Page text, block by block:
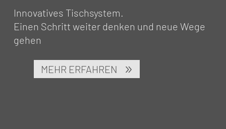
Innovatives Tischsystem.
Einen Schritt weiter denken und neue Wege
gehen
MEHR ERFAHREN